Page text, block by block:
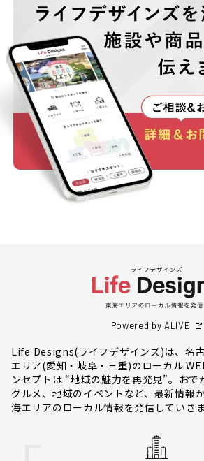
Powered by ALIVE
Life Designs(ライフデザインズ)は、名
エリア(愛知・岐阜・三重)のローカル
ンセプトは “地域の魅力を再発見”。おで
グルメ、地域のイベントなど、最新情報
海エリアのローカル情報を発信していきま